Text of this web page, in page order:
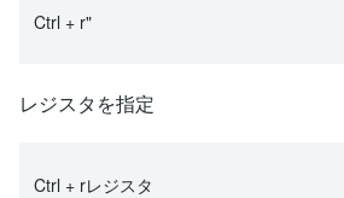
Ctrl + r"
レジスタを指定
Ctrl + rレジスタ